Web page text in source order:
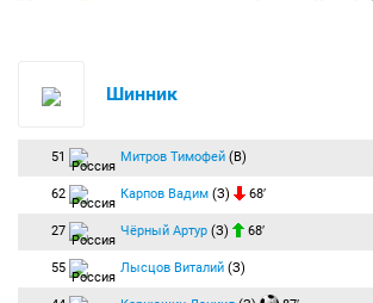
Шинник
51 Митров Тимофей (В)
62 Карпов Вадим (З) 68′
27 Чёрный Артур (З) 68′
55 Лысцов Виталий (З)